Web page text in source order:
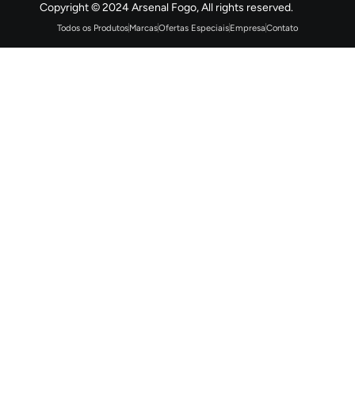
Copyright © 2024 Arsenal Fogo, All rights reserved.
Todos os ProdutosMarcasOfertas EspeciaisEmpresaContato